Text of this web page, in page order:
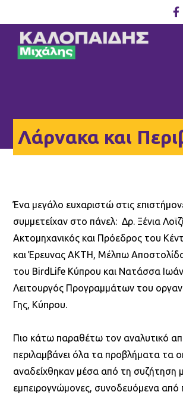
Λάρνακα και
Ένα μεγάλο ευχαριστώ στις
συμμετείχαν στο πάνελ: Δρ. Ξένια
Ακτομηχανικός και Πρόεδρος του
και Έρευνας ΑΚΤΗ, Μέλπω
του BirdLife Κύπρου και Νατάσσα
Λειτουργός Προγραμμάτων του
Γης, Κύπρου.
Πιο κάτω παραθέτω τον αναλυτικό
περιλαμβάνει όλα τα προβλήματα τα
αναδείχθηκαν μέσα από τη συζήτηση
εμπειρογνώμονες, συνοδευόμενα από